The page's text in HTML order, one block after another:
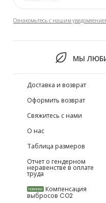
Ознакомьтесь с нашим
МЫ
Доставка и возврат
Оформить возврат
Свяжитесь с нами
О нас
Таблица размеров
Отчет о гендерном
неравенстве в оплате
труда
НОВИНКИ Компенсация
выбросов CO2